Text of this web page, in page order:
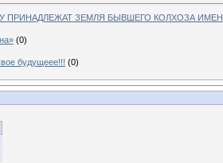
ПРИНАДЛЕЖАТ ЗЕМЛЯ БЫВШЕГО КОЛХОЗА
(0)
будущеее!!! (0)